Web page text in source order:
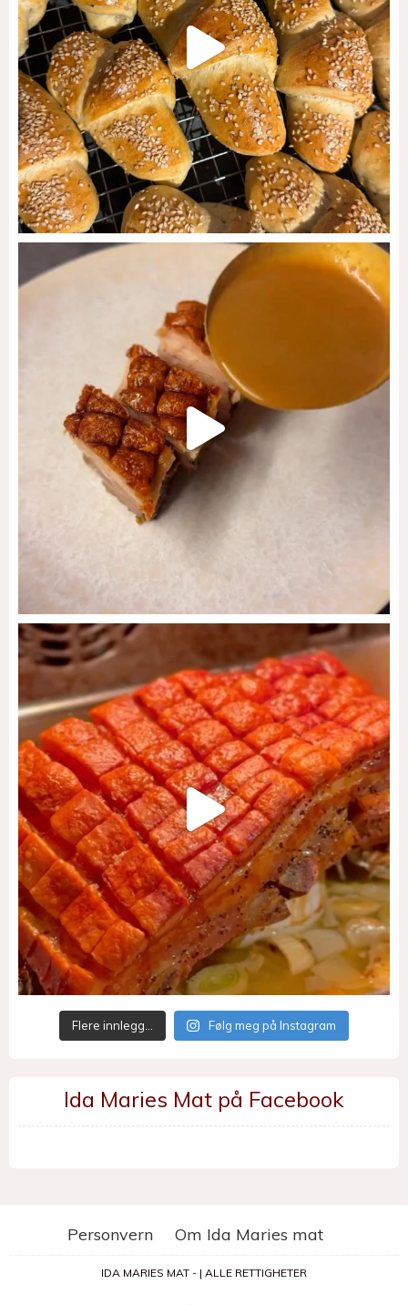
Flere innlegg… Følg meg på Instagram
Ida Maries Mat på Facebook
Personvern Om Ida Maries mat
IDA MARIES MAT - | ALLE RETTIGHETER